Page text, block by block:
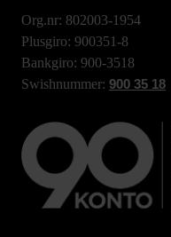
Org.nr: 802003-1954
Plusgiro: 900351-8
Bankgiro: 900-3518
Swishnummer: 900 35 18